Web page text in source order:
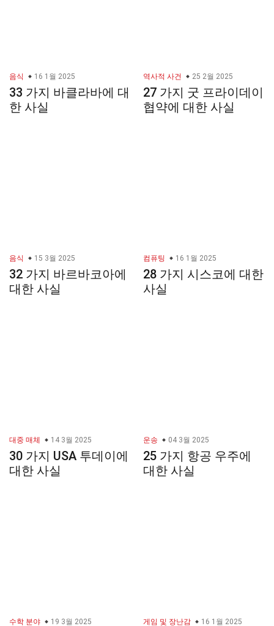
음식 16 1월 2025
33 가지 바클라바에 대
한 사실
역사적 사건 25 2월 2025
27 가지 굿 프라이데이
협약에 대한 사실
음식 15 3월 2025
32 가지 바르바코아에
대한 사실
컴퓨팅 16 1월 2025
28 가지 시스코에 대한
사실
대중 매체 14 3월 2025
30 가지 USA 투데이에
대한 사실
운송 04 3월 2025
25 가지 항공 우주에
대한 사실
수학 분야 19 3월 2025 게임 및 장난감 16 1월 2025